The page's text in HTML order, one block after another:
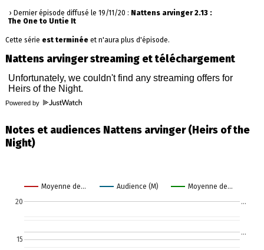
› Dernier épisode diffusé le 19/11/20 : Nattens arvinger 2.13 :
The One to Untie It
Cette série est terminéeet n'aura plus d'épisode.
Nattens arvinger streaming et téléchargement
Powered by
Notes et audiences Nattens arvinger (Heirs of the
Night)
Moyenne de… Audience (M) Moyenne de…
15
20
…
…